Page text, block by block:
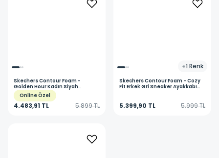
SkechersContour Foam -
Golden Hour Kadın Siyah
Sneaker Ayakkabı 150413 BKRG
Online Özel
4.483,91 TL 5.899 TL
+1 Renk
SkechersContour Foam - Cozy
Fit Erkek Gri Sneaker Ayakkabı
5.399,90 TL 5.999 TL